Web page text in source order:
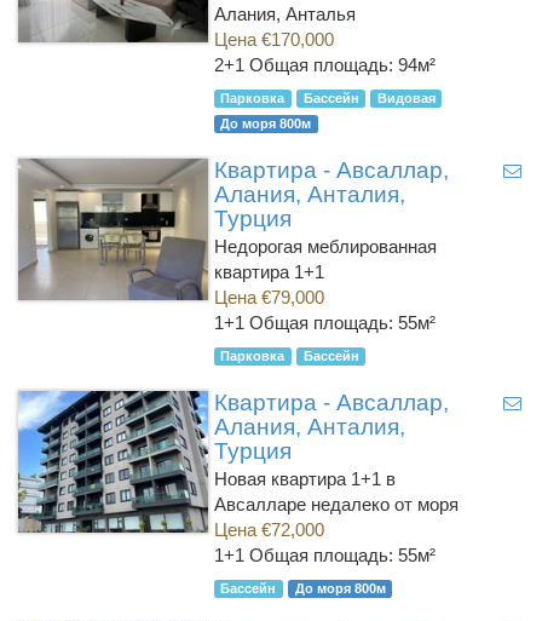
Алания, Анталья
Цена €170,000
2+1 Общая площадь: 94м²
Парковка Бассейн
Видовая
До моря 800м
Квартира - Авсаллар,
Алания, Анталия,
Турция
Недорогая меблированная
квартира 1+1
Цена €79,000
1+1 Общая площадь: 55м²
Парковка Бассейн
Квартира - Авсаллар,
Алания, Анталия,
Турция
Новая квартира 1+1 в
Авсалларе недалеко от моря
Цена €72,000
1+1 Общая площадь: 55м²
Бассейн До моря 800м